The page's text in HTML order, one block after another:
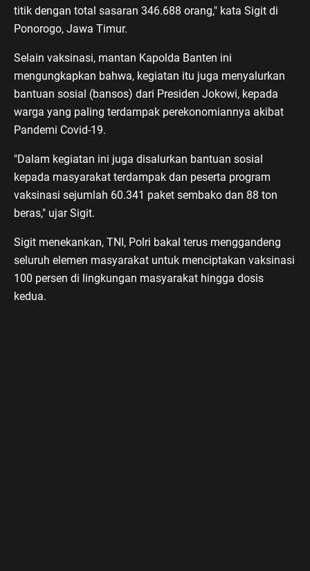
titik dengan total sasaran 346.688 orang," kata Sigit di
Ponorogo, Jawa Timur.
Selain vaksinasi, mantan Kapolda Banten ini
mengungkapkan bahwa, kegiatan itu juga menyalurkan
bantuan sosial (bansos) dari Presiden Jokowi, kepada
warga yang paling terdampak perekonomiannya akibat
Pandemi Covid-19.
"Dalam kegiatan ini juga disalurkan bantuan sosial
kepada masyarakat terdampak dan peserta program
vaksinasi sejumlah 60.341 paket sembako dan 88 ton
beras," ujar Sigit.
Sigit menekankan, TNI, Polri bakal terus menggandeng
seluruh elemen masyarakat untuk menciptakan vaksinasi
100 persen di lingkungan masyarakat hingga dosis
kedua.